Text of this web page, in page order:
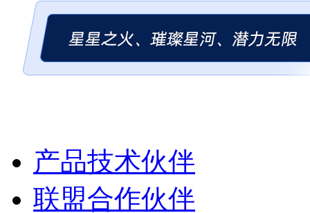
产品技术伙伴
联盟合作伙伴